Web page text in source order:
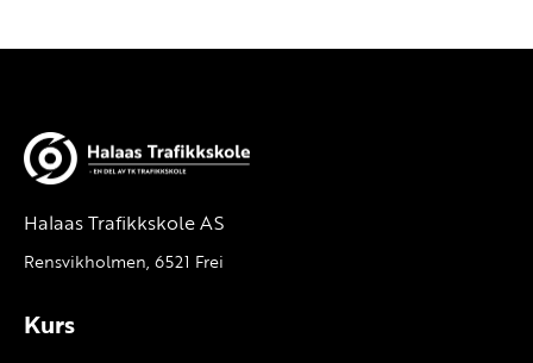
Halaas Trafikkskole AS
Rensvikholmen, 6521 Frei
Kurs